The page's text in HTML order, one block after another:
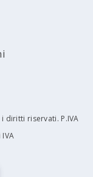
diritti riservati. P.IVA